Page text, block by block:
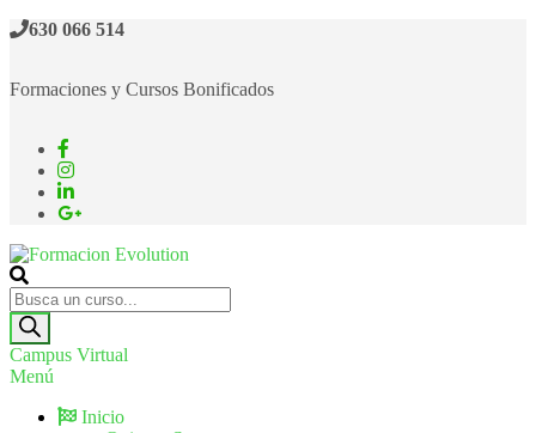
630 066 514
Formaciones y Cursos Bonificados
Formacion Evolution
Cursos de formación continua
Campus Virtual
Menú
Inicio